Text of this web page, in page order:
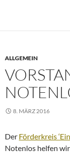
ALLGEMEIN
8. MÄRZ 2016
Der Förderkreis
Notenlos helfen